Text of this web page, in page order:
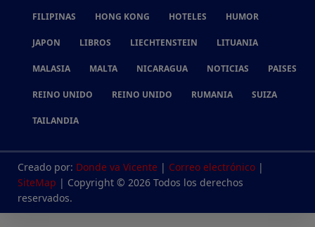
FILIPINAS HONG KONG HOTELES HUMOR
JAPON LIBROS LIECHTENSTEIN LITUANIA
MALASIA MALTA NICARAGUA NOTICIAS PAISES
REINO UNIDO REINO UNIDO RUMANIA SUIZA
TAILANDIA
Creado por: Donde va Vicente | Correo electrónico |
SiteMap | Copyright © 2026 Todos los derechos
reservados.